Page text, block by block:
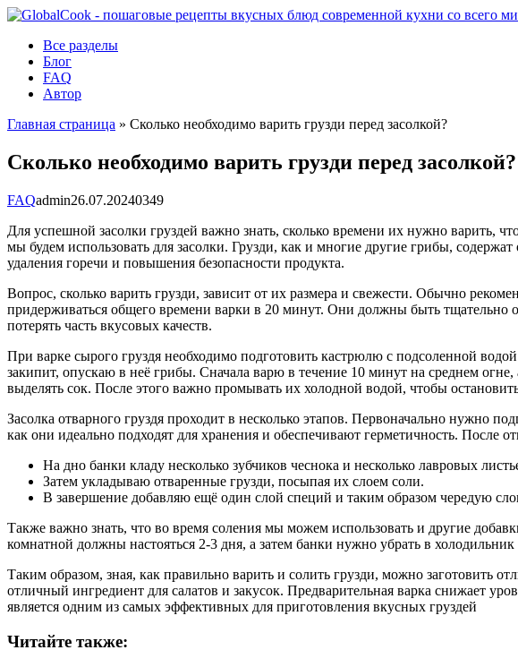
Перейти
контентуВсе разделы
Блог
FAQ
Автор
Главная страница » Сколько необходимо варить грузди перед засолкой?
Сколько необходимо варить грузди перед засолкой?
FAQadmin26.07.20240349
Для успешной засолки груздей важно знать, сколько времени их нужно варить,
мы будем использовать для засолки. Грузди, как и многие другие грибы,
удаления горечи и повышения безопасности продукта.
Вопрос, сколько варить грузди, зависит от их размера и свежести. Обычно
придерживаться общего времени варки в 20 минут. Они должны быть
потерять часть вкусовых качеств.
При варке сырого груздя необходимо подготовить кастрюлю с подсоленной
закипит, опускаю в неё грибы. Сначала варю в течение 10 минут на среднем
выделять сок. После этого важно промывать их холодной водой, чтобы
Засолка отварного груздя проходит в несколько этапов. Первоначально нужно
как они идеально подходят для хранения и обеспечивают герметичность. После
На дно банки кладу несколько зубчиков чеснока и несколько лавровых
Затем укладываю отваренные грузди, посыпая их слоем соли.
В завершение добавляю ещё один слой специй и таким образом чередую
Также важно знать, что во время соления мы можем использовать и другие
комнатной должны настояться 2-3 дня, а затем банки нужно убрать в
Таким образом, зная, как правильно варить и солить грузди, можно заготовить
отличный ингредиент для салатов и закусок. Предварительная варка снижает
является одним из самых эффективных для приготовления вкусных груздей
Читайте также: